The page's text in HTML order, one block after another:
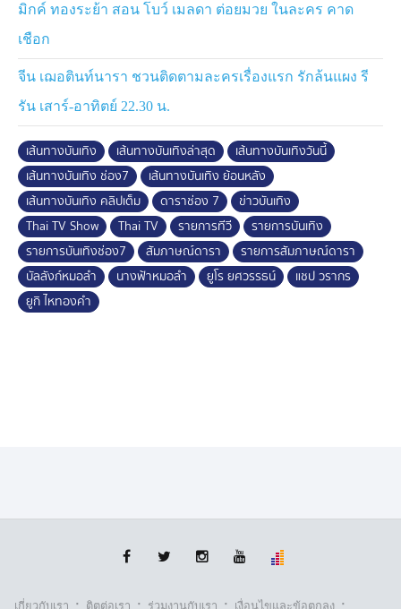
แฟน ๆ รอติดตามเบื้องหลังความสนุกของละคร นางฟ้า
หมอลำ ได้ในรายการเส้นทางบันเทิง
มิกค์ ทองระย้า สอน โบว์ เมลดา ต่อยมวย ในละคร คาด
เชือก
จีน เฌอตินท์นารา ชวนติดตามละครเรื่องแรก รักล้นแผง รี
รัน เสาร์-อาทิตย์ 22.30 น.
เส้นทางบันเทิง เส้นทางบันเทิงล่าสุด
เส้นทางบันเทิงวันนี้
เส้นทางบันเทิง ช่อง7
เส้นทางบันเทิง ย้อนหลัง
เส้นทางบันเทิง คลิปเต็ม
ดาราช่อง 7
ข่าวบันเทิง
Thai TV Show
Thai TV รายการทีวี
รายการบันเทิง
รายการบันเทิงช่อง7
สัมภาษณ์ดารา
รายการสัมภาษณ์ดารา
บัลลังก์หมอลำ
นางฟ้าหมอลำ ยูโร ยศวรรธน์
แชป วรากร
ยูกิ ไหทองคำ
เกี่ยวกับเรา · ติตต่อเรา · ร่วมงานกับเรา · เงื่อนไขและข้อตกลง ·